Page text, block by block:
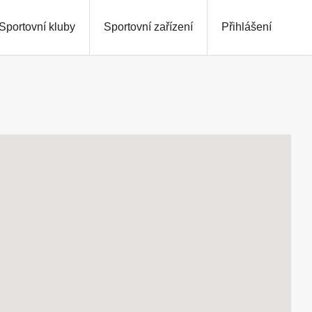
Přihlášení
Sportovní kluby Sportovní zařízení